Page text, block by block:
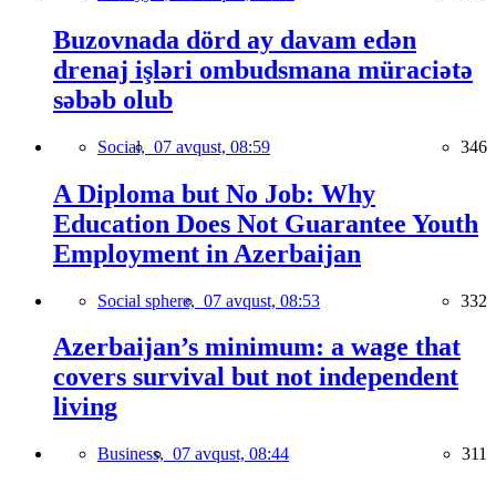
Buzovnada dörd ay davam edən
drenaj işləri ombudsmana müraciətə
səbəb olub
Social, 07 avqust, 08:59 346
A Diploma but No Job: Why
Education Does Not Guarantee Youth
Employment in Azerbaijan
Social sphere, 07 avqust, 08:53 332
Azerbaijan’s minimum: a wage that
covers survival but not independent
living
Business, 07 avqust, 08:44 311